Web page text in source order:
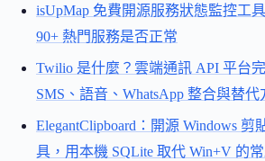
isUpMap 免費開源服務狀態監控工
90+ 熱門服務是否正常
Twilio 是什麼？雲端通訊 API 平台完
SMS、語音、WhatsApp 整合與替代
ElegantClipboard：開源 Windows 剪
具，用本機 SQLite 取代 Win+V 的